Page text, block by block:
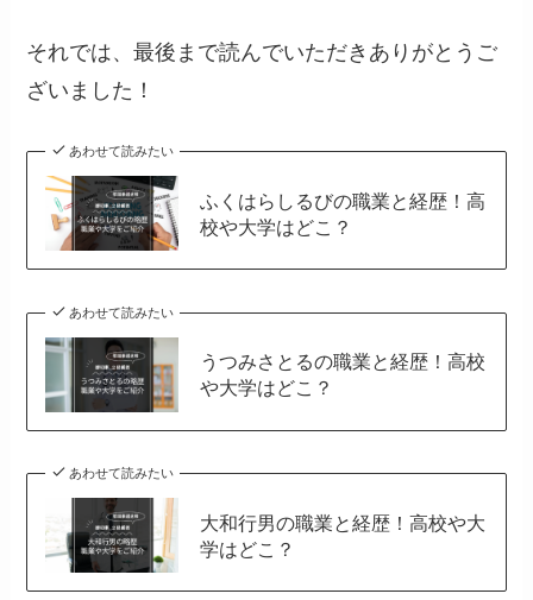
それでは、最後まで読んでいただきありがとうご
ざいました！
あわせて読みたい
ふくはらしるびの職業と経歴！高
校や大学はどこ？
あわせて読みたい
うつみさとるの職業と経歴！高校
や大学はどこ？
あわせて読みたい
大和行男の職業と経歴！高校や大
学はどこ？